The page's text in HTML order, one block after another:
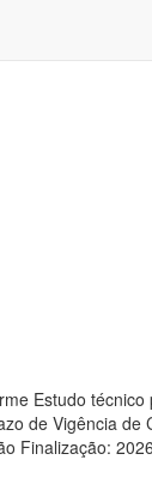
Estudo técnico
de Vigência de
Finalização: